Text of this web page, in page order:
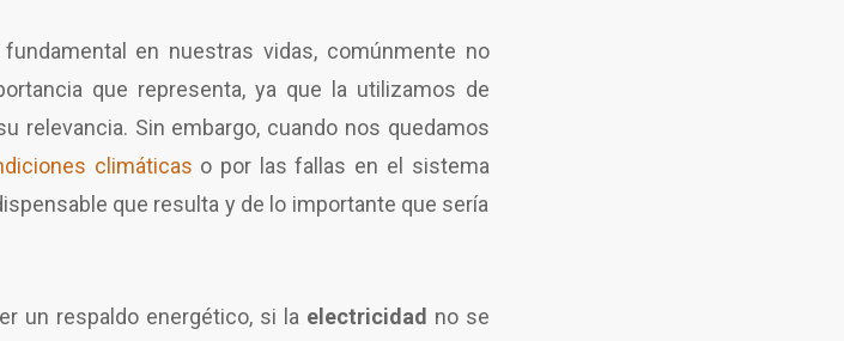
en nuestras vidas, comúnmente no
que representa, ya que la utilizamos de
relevancia. Sin embargo, cuando nos quedamos
climáticas o por las fallas en el sistema
que resulta y de lo importante que sería
un respaldo energético, si la electricidad no se